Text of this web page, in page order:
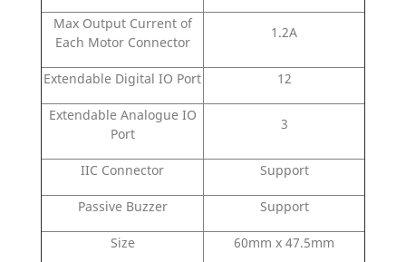
Max Output Current of
Each Motor Connector
1.2A
Extendable Digital IO Port 12
Extendable Analogue IO
Port
3
IIC Connector Support
Passive Buzzer Support
Size 60mm x 47.5mm